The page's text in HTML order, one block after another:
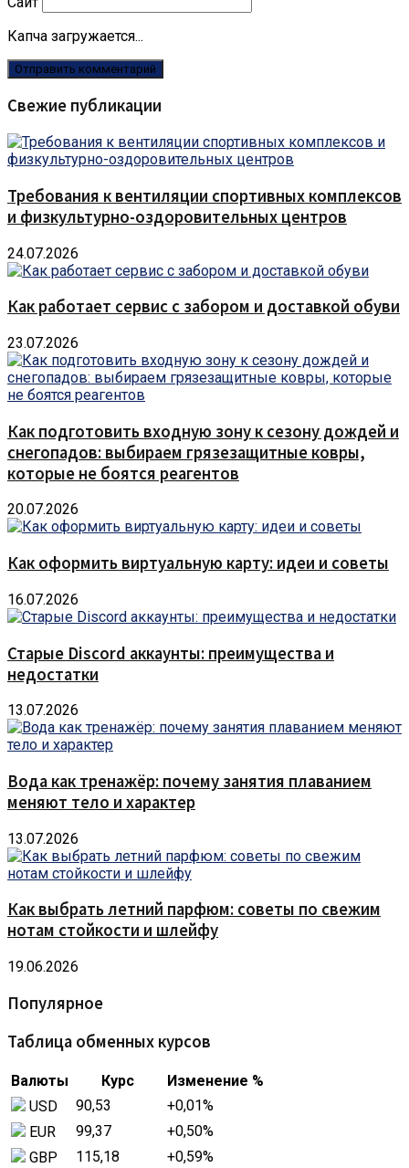
Капча загружается...
Свежие публикации
Требования к вентиляции спортивных комплексов
и физкультурно-оздоровительных центров
24.07.2026
Как работает сервис с забором и доставкой обуви
23.07.2026
Как подготовить входную зону к сезону дождей и
снегопадов: выбираем грязезащитные ковры,
которые не боятся реагентов
20.07.2026
Как оформить виртуальную карту: идеи и советы
16.07.2026
Старые Discord аккаунты: преимущества и
недостатки
13.07.2026
Вода как тренажёр: почему занятия плаванием
меняют тело и характер
13.07.2026
Как выбрать летний парфюм: советы по свежим
нотам стойкости и шлейфу
19.06.2026
Популярное
Таблица обменных курсов
Валюты Курс
Изменение %
USD
90,53 +0,01%
EUR
99,37 +0,50%
GBP
115,18 +0,59%